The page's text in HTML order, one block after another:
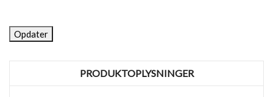
PRODUKTOPLYSNINGER